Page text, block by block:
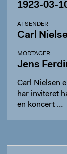
1923-03-
AFSENDER
Carl
MODTAGER
Jens
Carl Nielsen
har inviteret
en koncert …